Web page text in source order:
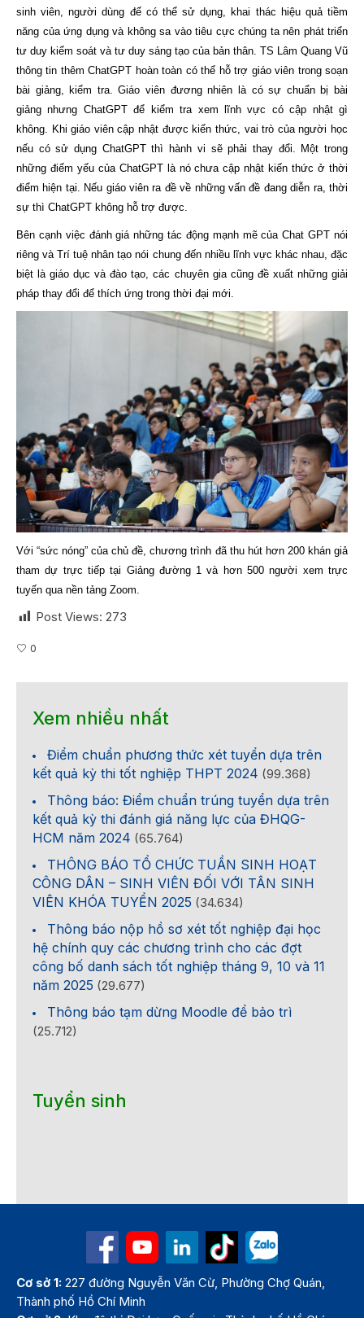
sinh viên, người dùng để có thể sử dụng, khai thác hiệu quả tiềm
năng của ứng dụng và không sa vào tiêu cực chúng ta nên phát triển
tư duy kiểm soát và tư duy sáng tạo của bản thân. TS Lâm Quang Vũ
thông tin thêm ChatGPT hoàn toàn có thể hỗ trợ giáo viên trong soạn
bài giảng, kiểm tra. Giáo viên đương nhiên là có sự chuẩn bị bài
giảng nhưng ChatGPT để kiểm tra xem lĩnh vực có cập nhật gì
không. Khi giáo viên cập nhật được kiến thức, vai trò của người học
nếu có sử dụng ChatGPT thì hành vi sẽ phải thay đổi. Một trong
những điểm yếu của ChatGPT là nó chưa cập nhật kiến thức ở thời
điểm hiện tại. Nếu giáo viên ra đề về những vấn đề đang diễn ra, thời
sự thì ChatGPT không hỗ trợ được.
Bên cạnh việc đánh giá những tác động mạnh mẽ của Chat GPT nói
riêng và Trí tuệ nhân tạo nói chung đến nhiều lĩnh vực khác nhau, đặc
biệt là giáo dục và đào tạo, các chuyên gia cũng đề xuất những giải
pháp thay đổi để thích ứng trong thời đại mới.
Với “sức nóng” của chủ đề, chương trình đã thu hút hơn 200 khán giả
tham dự trực tiếp tại Giảng đường 1 và hơn 500 người xem trực
tuyến qua nền tảng Zoom.
Post Views: 273
0
Xem nhiều nhất
Điểm chuẩn phương thức xét tuyển dựa trên
kết quả kỳ thi tốt nghiệp THPT 2024 (99.368)
Thông báo: Điểm chuẩn trúng tuyển dựa trên
kết quả kỳ thi đánh giá năng lực của ĐHQG-
HCM năm 2024 (65.764)
THÔNG BÁO TỔ CHỨC TUẦN SINH HOẠT
CÔNG DÂN – SINH VIÊN ĐỐI VỚI TÂN SINH
VIÊN KHÓA TUYỂN 2025 (34.634)
Thông báo nộp hồ sơ xét tốt nghiệp đại học
hệ chính quy các chương trình cho các đợt
công bố danh sách tốt nghiệp tháng 9, 10 và 11
năm 2025 (29.677)
Thông báo tạm dừng Moodle để bảo trì
(25.712)
Tuyển sinh
Cơ sở 1: 227 đường Nguyễn Văn Cừ, Phường Chợ Quán,
Thành phố Hồ Chí Minh